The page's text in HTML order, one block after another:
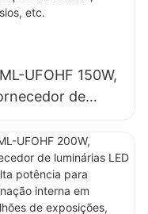
UFOHF 150W,
de
LED de
potência para
interna
instalações